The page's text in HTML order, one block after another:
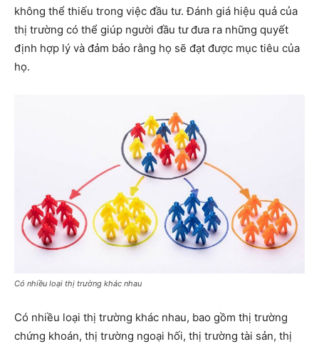
không thể thiếu trong việc đầu tư. Đánh giá hiệu quả của
thị trường có thể giúp người đầu tư đưa ra những quyết
định hợp lý và đảm bảo rằng họ sẽ đạt được mục tiêu của
họ.
Có nhiều loại thị trường khác nhau
Có nhiều loại thị trường khác nhau, bao gồm thị trường
chứng khoán, thị trường ngoại hối, thị trường tài sản, thị